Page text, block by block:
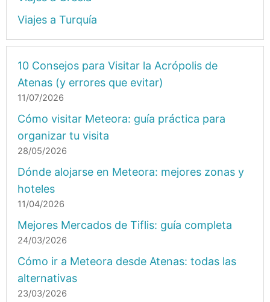
Viajes a Turquía
10 Consejos para Visitar la Acrópolis de
Atenas (y errores que evitar)
11/07/2026
Cómo visitar Meteora: guía práctica para
organizar tu visita
28/05/2026
Dónde alojarse en Meteora: mejores zonas y
hoteles
11/04/2026
Mejores Mercados de Tiflis: guía completa
24/03/2026
Cómo ir a Meteora desde Atenas: todas las
alternativas
23/03/2026